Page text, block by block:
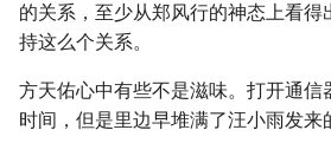
的关系，至少从郑风行的神态上看
持这么个关系。
方天佑心中有些不是滋味。打开通信
时间，但是里边早堆满了汪小雨发来